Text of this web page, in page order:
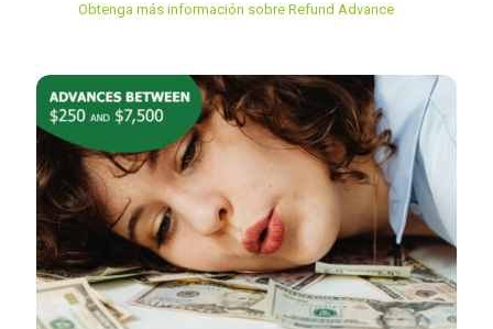
Obtenga más información sobre Refund Advance